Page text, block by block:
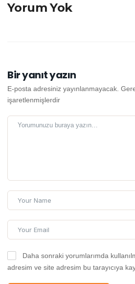
Yorum Yok
Bir yanıt yazın
E-posta adresiniz yayınlanmayacak.
işaretlenmişlerdir
Daha sonraki yorumlarımda
adresim ve site adresim bu tarayıcıya